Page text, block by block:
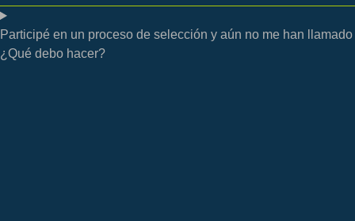
Participé en un proceso de selección y aún no me han llamado
¿Qué debo hacer?